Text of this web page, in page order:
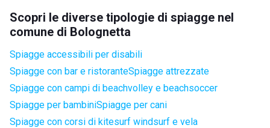
Scopri le diverse tipologie di spiagge nel
comune di Bolognetta
Spiagge accessibili per disabili
Spiagge con bar e ristoranteSpiagge attrezzate
Spiagge con campi di beachvolley e beachsoccer
Spiagge per bambiniSpiagge per cani
Spiagge con corsi di kitesurf windsurf e vela